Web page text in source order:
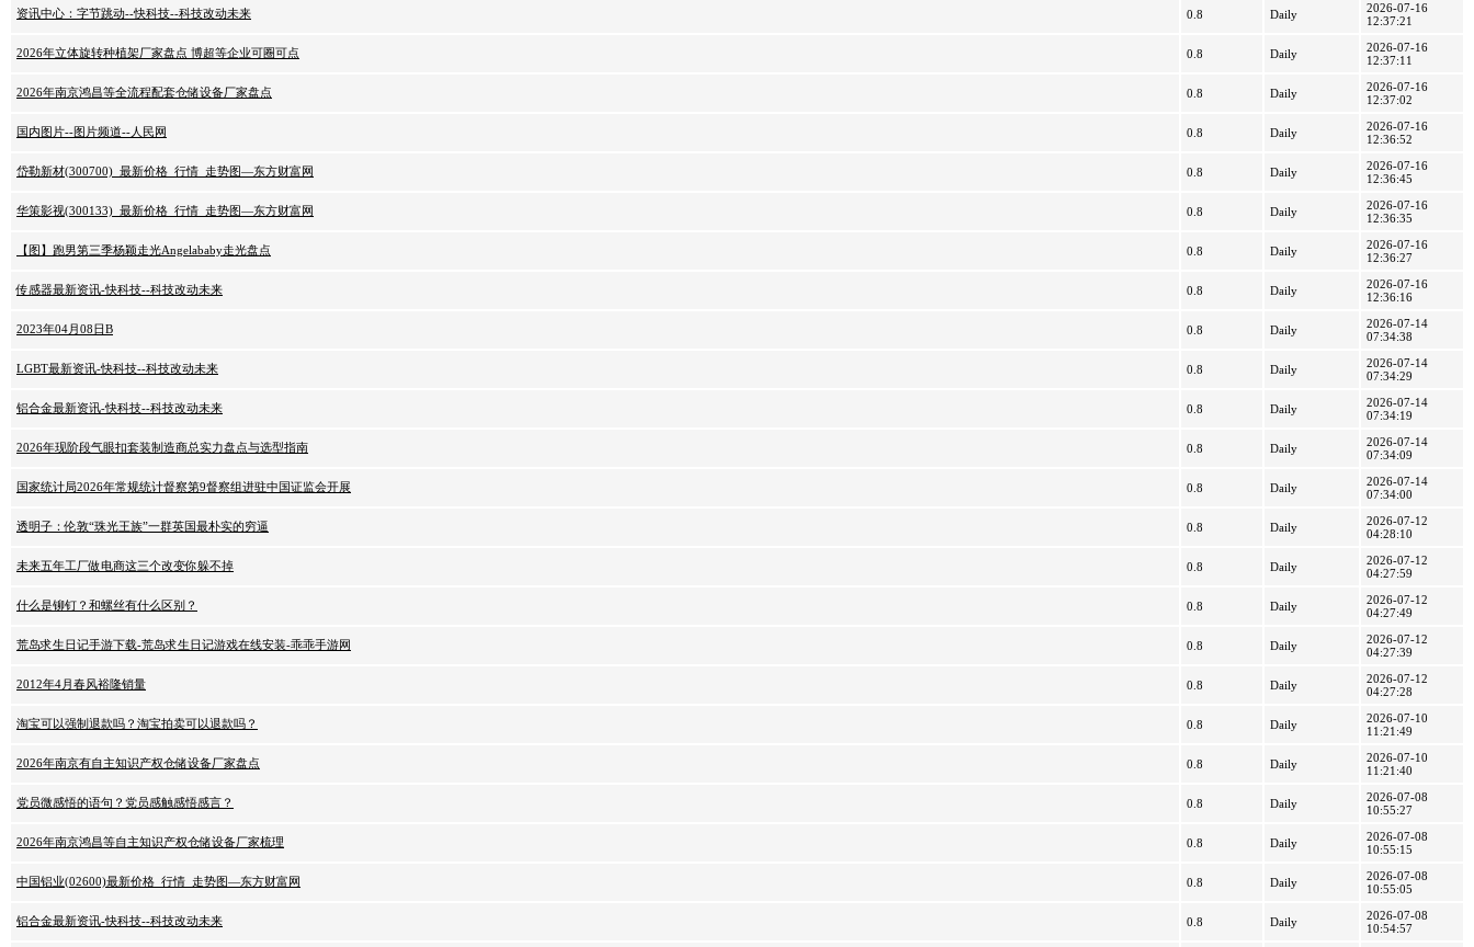
资讯中心：字节跳动--快科技--科技改动未来 0.8 Daily
2026-07-16
12:37:21
2026年立体旋转种植架厂家盘点 博超等企业可圈可点 0.8 Daily
2026-07-16
12:37:11
2026年南京鸿昌等全流程配套仓储设备厂家盘点 0.8 Daily
2026-07-16
12:37:02
国内图片--图片频道--人民网 0.8 Daily
2026-07-16
12:36:52
岱勒新材(300700)_最新价格_行情_走势图—东方财富网 0.8 Daily
2026-07-16
12:36:45
华策影视(300133)_最新价格_行情_走势图—东方财富网 0.8 Daily
2026-07-16
12:36:35
【图】跑男第三季杨颖走光Angelababy走光盘点 0.8 Daily
2026-07-16
12:36:27
传感器最新资讯-快科技--科技改动未来 0.8 Daily
2026-07-16
12:36:16
2023年04月08日B 0.8 Daily
2026-07-14
07:34:38
LGBT最新资讯-快科技--科技改动未来 0.8 Daily
2026-07-14
07:34:29
铝合金最新资讯-快科技--科技改动未来 0.8 Daily
2026-07-14
07:34:19
2026年现阶段气眼扣套装制造商总实力盘点与选型指南 0.8 Daily
2026-07-14
07:34:09
国家统计局2026年常规统计督察第9督察组进驻中国证监会开展 0.8 Daily
2026-07-14
07:34:00
透明子：伦敦“珠光王族”一群英国最朴实的穷逼 0.8 Daily
2026-07-12
04:28:10
未来五年工厂做电商这三个改变你躲不掉 0.8 Daily
2026-07-12
04:27:59
什么是铆钉？和螺丝有什么区别？ 0.8 Daily
2026-07-12
04:27:49
荒岛求生日记手游下载-荒岛求生日记游戏在线安装-乖乖手游网 0.8 Daily
2026-07-12
04:27:39
2012年4月春风裕隆销量 0.8 Daily
2026-07-12
04:27:28
淘宝可以强制退款吗？淘宝拍卖可以退款吗？ 0.8 Daily
2026-07-10
11:21:49
2026年南京有自主知识产权仓储设备厂家盘点 0.8 Daily
2026-07-10
11:21:40
党员微感悟的语句？党员感触感悟感言？ 0.8 Daily
2026-07-08
10:55:27
2026年南京鸿昌等自主知识产权仓储设备厂家梳理 0.8 Daily
2026-07-08
10:55:15
中国铝业(02600)最新价格_行情_走势图—东方财富网 0.8 Daily
2026-07-08
10:55:05
铝合金最新资讯-快科技--科技改动未来 0.8 Daily
2026-07-08
10:54:57